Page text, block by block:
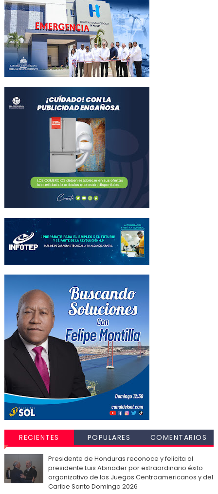
RECIENTES POPULARES COMENTARIOS
Presidente de Honduras reconoce y felicita al
presidente Luis Abinader por extraordinario éxito
organizativo de los Juegos Centroamericanos y del
Caribe Santo Domingo 2026